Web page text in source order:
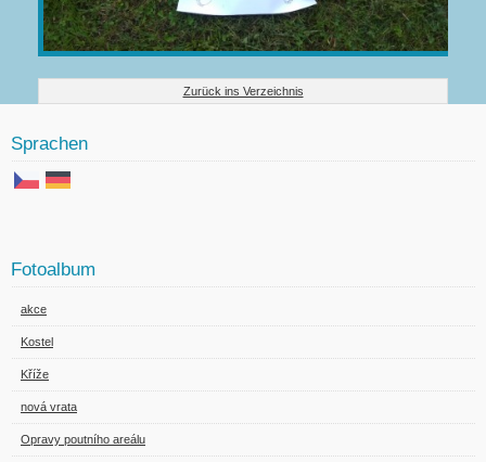
Zurück ins Verzeichnis
Sprachen
Fotoalbum
akce
Kostel
Kříže
nová vrata
Opravy poutního areálu